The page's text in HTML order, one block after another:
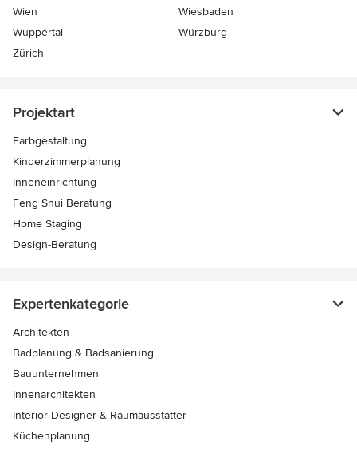
Wien
Wiesbaden
Wuppertal
Würzburg
Zürich
Projektart
Farbgestaltung
Kinderzimmerplanung
Inneneinrichtung
Feng Shui Beratung
Home Staging
Design-Beratung
Expertenkategorie
Architekten
Badplanung & Badsanierung
Bauunternehmen
Innenarchitekten
Interior Designer & Raumausstatter
Küchenplanung